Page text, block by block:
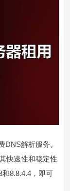
DNS解析服务。
快速性和稳定性
8.8.4.4，即可